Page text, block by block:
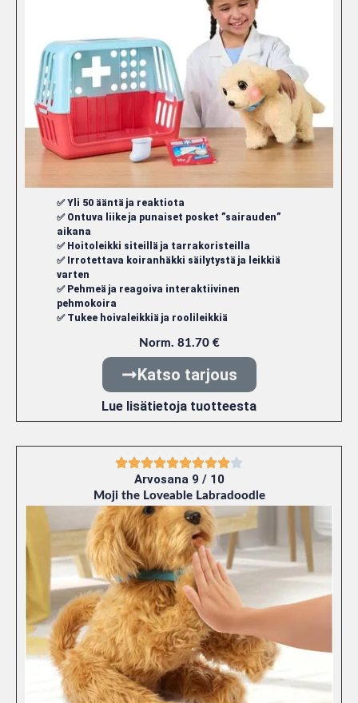
✅ Yli 50 ääntä ja reaktiota
✅ Ontuva liike ja punaiset posket ”sairauden”
aikana
✅ Hoitoleikki siteillä ja tarrakoristeilla
✅ Irrotettava koiranhäkki säilytystä ja leikkiä
varten
✅ Pehmeä ja reagoiva interaktiivinen
pehmokoira
✅ Tukee hoivaleikkiä ja roolileikkiä
Norm. 81.70 €
Katso tarjous
Lue lisätietoja tuotteesta
Arvosana 9 / 10
Moji the Loveable Labradoodle